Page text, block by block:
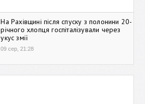
На Рахівщині після спуску з полонини 20-
річного хлопця госпіталізували через
укус змії
09 сер, 21:28